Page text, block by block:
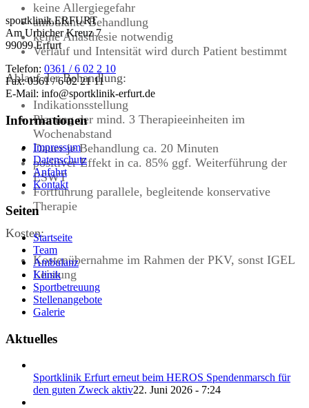
keine Allergiegefahr
ambulante Behandlung
keine Anästhesie notwendig
Verlauf und Intensität wird durch Patient bestimmt
Ablauf der Behandlung:
Indikationsstellung
Planung der mind. 3 Therapieeinheiten im
Wochenabstand
Dauer je Behandlung ca. 20 Minuten
positiver Effekt in ca. 85% ggf. Weiterführung der
ESWT
Fortführung parallele, begleitende konservative
Therapie
Kosten:
Kostenübernahme im Rahmen der PKV, sonst IGEL
Leistung
sportklinik.ERFURT
Am Urbicher Kreuz 7
99099 Erfurt
Telefon: 0361 / 6 02 2 10
Fax: 0361 / 6 02 21 11
E-Mail: info@sportklinik-erfurt.de
Informationen
Impressum
Datenschutz
Anfahrt
Kontakt
Seiten
Startseite
Team
Ambulanz
Klinik
Sportbetreuung
Stellenangebote
Galerie
Aktuelles
Sportklinik Erfurt erneut beim HEROS Spendenmarsch für
den guten Zweck aktiv22. Juni 2026 - 7:24